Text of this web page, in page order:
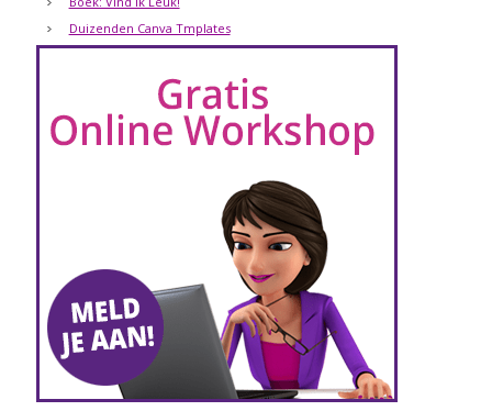
Duizenden Canva Tmplates